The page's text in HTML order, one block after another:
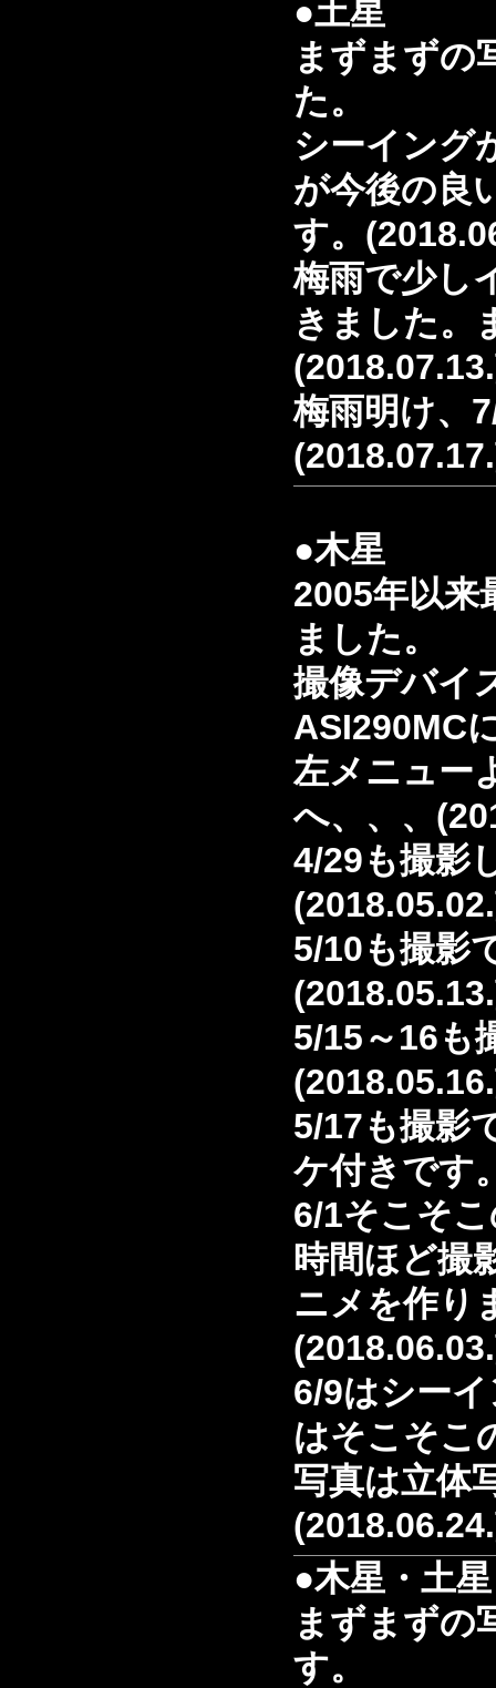
●土星
まずまずの
た。
シーイング
が今後の良
す。
梅雨で少し
きました。
梅雨明け、
●木星
2005年以来
ました。
撮像デバイ
ASI290MC
左メニュー
へ、、、
4/29も撮影
5/10も撮影
5/15～16も
5/17も撮影
ケ付きです
6/1そこそ
時間ほど撮
ニメを作り
6/9はシー
はそこそこ
写真は立体
●木星・土星
まずまずの
す。